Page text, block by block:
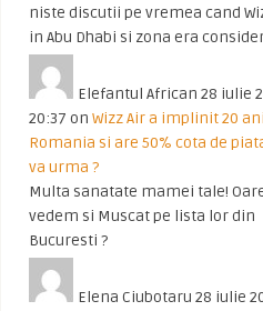
niste discutii pe vremea cand
in Abu Dhabi si zona era
Elefantul African 28 iulie
20:37 on Wizz Air a implinit 20
Romania si are 50% cota de
va urma ?
Multa sanatate mamei tale!
vedem si Muscat pe lista lor din
Bucuresti ?
Elena Ciubotaru 28 iulie